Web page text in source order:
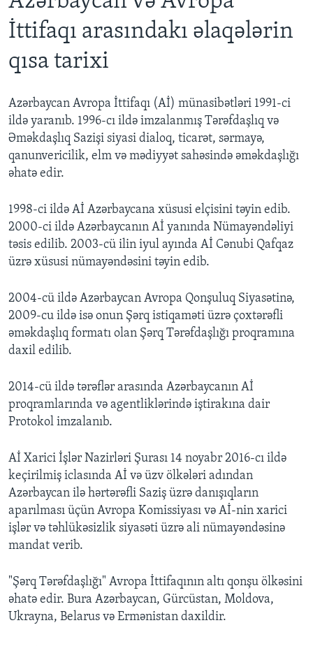
İttifaqı arasındakı əlaqələrin
qısa tarixi
Azərbaycan Avropa İttifaqı (Aİ) münasibətləri 1991-ci
ildə yaranıb. 1996-cı ildə imzalanmış Tərəfdaşlıq və
Əməkdaşlıq Sazişi siyasi dialoq, ticarət, sərmayə,
qanunvericilik, elm və mədiyyət sahəsində əməkdaşlığı
əhatə edir.
1998-ci ildə Aİ Azərbaycana xüsusi elçisini təyin edib.
2000-ci ildə Azərbaycanın Aİ yanında Nümayəndəliyi
təsis edilib. 2003-cü ilin iyul ayında Aİ Cənubi Qafqaz
üzrə xüsusi nümayəndəsini təyin edib.
2004-cü ildə Azərbaycan Avropa Qonşuluq Siyasətinə,
2009-cu ildə isə onun Şərq istiqaməti üzrə çoxtərəfli
əməkdaşlıq formatı olan Şərq Tərəfdaşlığı proqramına
daxil edilib.
2014-cü ildə tərəflər arasında Azərbaycanın Aİ
proqramlarında və agentliklərində iştirakına dair
Protokol imzalanıb.
Aİ Xarici İşlər Nazirləri Şurası 14 noyabr 2016-cı ildə
keçirilmiş iclasında Aİ və üzv ölkələri adından
Azərbaycan ilə hərtərəfli Saziş üzrə danışıqların
aparılması üçün Avropa Komissiyası və Aİ-nin xarici
işlər və təhlükəsizlik siyasəti üzrə ali nümayəndəsinə
mandat verib.
"Şərq Tərəfdaşlığı" Avropa İttifaqının altı qonşu ölkəsini
əhatə edir. Bura Azərbaycan, Gürcüstan, Moldova,
Ukrayna, Belarus və Ermənistan daxildir.